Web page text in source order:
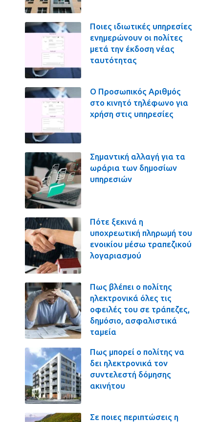
Ποιες ιδιωτικές υπηρεσίες
ενημερώνουν οι πολίτες
μετά την έκδοση νέας
ταυτότητας
Ο Προσωπικός Αριθμός
στο κινητό τηλέφωνο για
χρήση στις υπηρεσίες
Σημαντική αλλαγή για τα
ωράρια των δημοσίων
υπηρεσιών
Πότε ξεκινά η
υποχρεωτική πληρωμή του
ενοικίου μέσω τραπεζικού
λογαριασμού
Πως βλέπει ο πολίτης
ηλεκτρονικά όλες τις
οφειλές του σε τράπεζες,
δημόσιο, ασφαλιστικά
ταμεία
Πως μπορεί ο πολίτης να
δει ηλεκτρονικά τον
συντελεστή δόμησης
ακινήτου
Σε ποιες περιπτώσεις η